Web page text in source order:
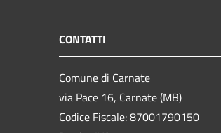
CONTATTI
Comune di Carnate
via Pace 16, Carnate (MB)
Codice Fiscale: 87001790150